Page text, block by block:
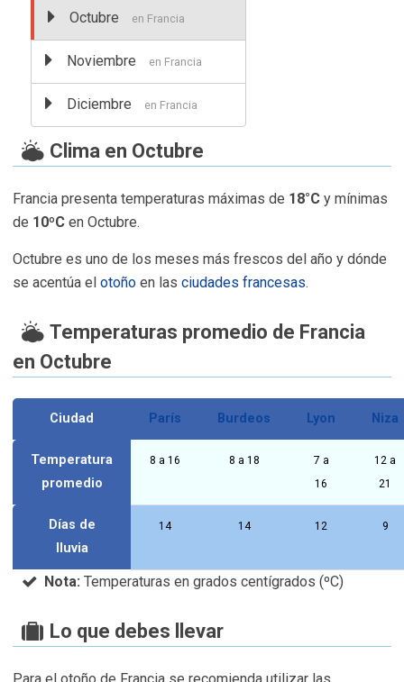
Octubre en Francia
Noviembre en Francia
Diciembre en Francia
Clima en Octubre
Francia presenta temperaturas máximas de 18°C y mínimas
de 10ºC en Octubre.
Octubre es uno de los meses más frescos del año y dónde
se acentúa el otoño en las ciudades francesas.
Temperaturas promedio de Francia
en Octubre
Ciudad París Burdeos Lyon Niza
Temperatura
promedio
8 a 16 8 a 18
7 a
16
12 a
21
Días de
lluvia
14 14 12 9
Nota: Temperaturas en grados centígrados (ºC)
Lo que debes llevar